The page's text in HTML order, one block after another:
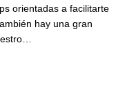
orientadas a facilitarte
hay una gran